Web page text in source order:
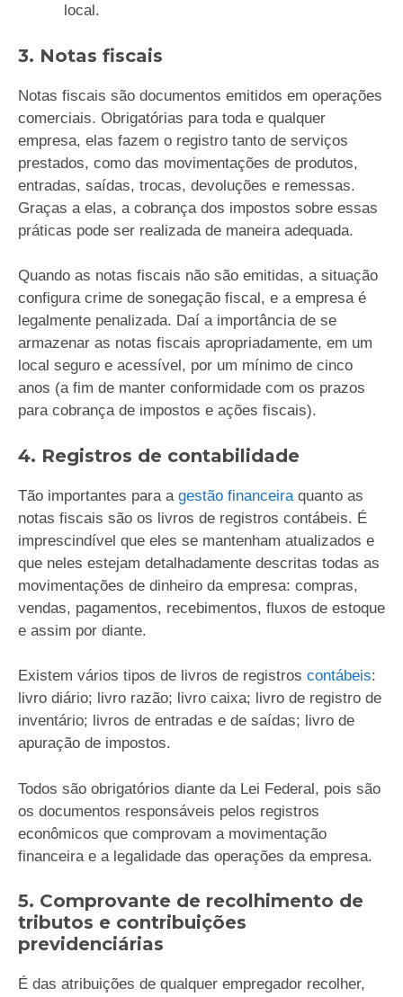
local.
3. Notas fiscais
Notas fiscais são documentos emitidos em operações
comerciais. Obrigatórias para toda e qualquer
empresa, elas fazem o registro tanto de serviços
prestados, como das movimentações de produtos,
entradas, saídas, trocas, devoluções e remessas.
Graças a elas, a cobrança dos impostos sobre essas
práticas pode ser realizada de maneira adequada.
Quando as notas fiscais não são emitidas, a situação
configura crime de sonegação fiscal, e a empresa é
legalmente penalizada. Daí a importância de se
armazenar as notas fiscais apropriadamente, em um
local seguro e acessível, por um mínimo de cinco
anos (a fim de manter conformidade com os prazos
para cobrança de impostos e ações fiscais).
4. Registros de contabilidade
Tão importantes para a gestão financeira quanto as
notas fiscais são os livros de registros contábeis. É
imprescindível que eles se mantenham atualizados e
que neles estejam detalhadamente descritas todas as
movimentações de dinheiro da empresa: compras,
vendas, pagamentos, recebimentos, fluxos de estoque
e assim por diante.
Existem vários tipos de livros de registros contábeis:
livro diário; livro razão; livro caixa; livro de registro de
inventário; livros de entradas e de saídas; livro de
apuração de impostos.
Todos são obrigatórios diante da Lei Federal, pois são
os documentos responsáveis pelos registros
econômicos que comprovam a movimentação
financeira e a legalidade das operações da empresa.
5. Comprovante de recolhimento de
tributos e contribuições
previdenciárias
É das atribuições de qualquer empregador recolher,